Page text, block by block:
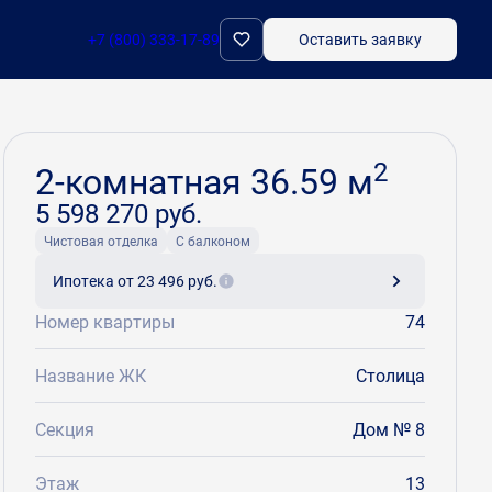
+7 (800) 333-17-89 Оставить заявку
Забронировать
2-комнатная 36.59 м2
5 598 270 руб.
Чистовая отделка С балконом
Ипотека от 23 496 руб.
Номер квартиры 74
Название ЖК Столица
Секция Дом № 8
Этаж 13